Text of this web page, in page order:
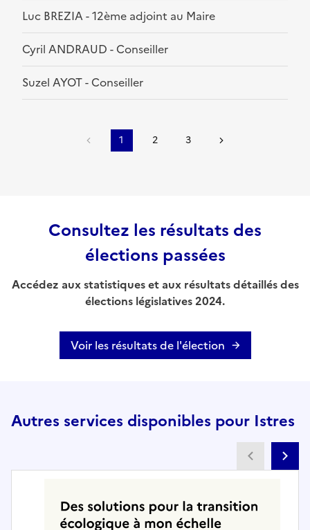
Luc BREZIA - 12ème adjoint au Maire
Cyril ANDRAUD - Conseiller
Suzel AYOT - Conseiller
1 2 3
Consultez les résultats des
élections passées
Accédez aux statistiques et aux résultats détaillés des
élections législatives 2024.
Voir les résultats de l'élection
Autres services disponibles pour Istres